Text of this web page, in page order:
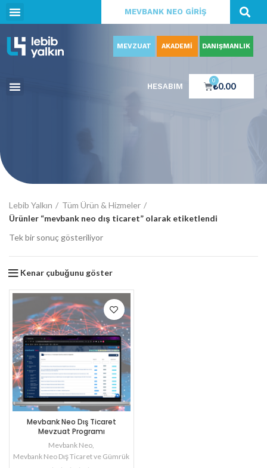
MEVBANK NEO GİRİŞ
MEVZUAT AKADEMİ DANIŞMANLIK
HESABIM ₺0.00
0
Lebib Yalkın
Tüm Ürün & Hizmeler
Ürünler “mevbank neo dış ticaret” olarak etiketlendi
Tek bir sonuç gösteriliyor
Kenar çubuğunu göster
Mevbank Neo Dış Ticaret
Mevzuat Programı
Mevbank Neo
Mevbank Neo Dış Ticaret ve Gümrük